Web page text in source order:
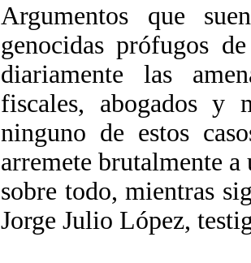
Argumentos que
genocidas prófugos
diariamente las
fiscales, abogados y
ninguno de estos
arremete brutalmente a
sobre todo, mientras
Jorge Julio López,